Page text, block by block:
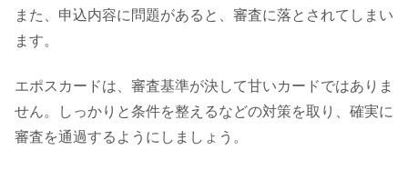
また、申込内容に問題があると、審査に落とされてしまい
ます。
エポスカードは、審査基準が決して甘いカードではありま
せん。しっかりと条件を整えるなどの対策を取り、確実に
審査を通過するようにしましょう。